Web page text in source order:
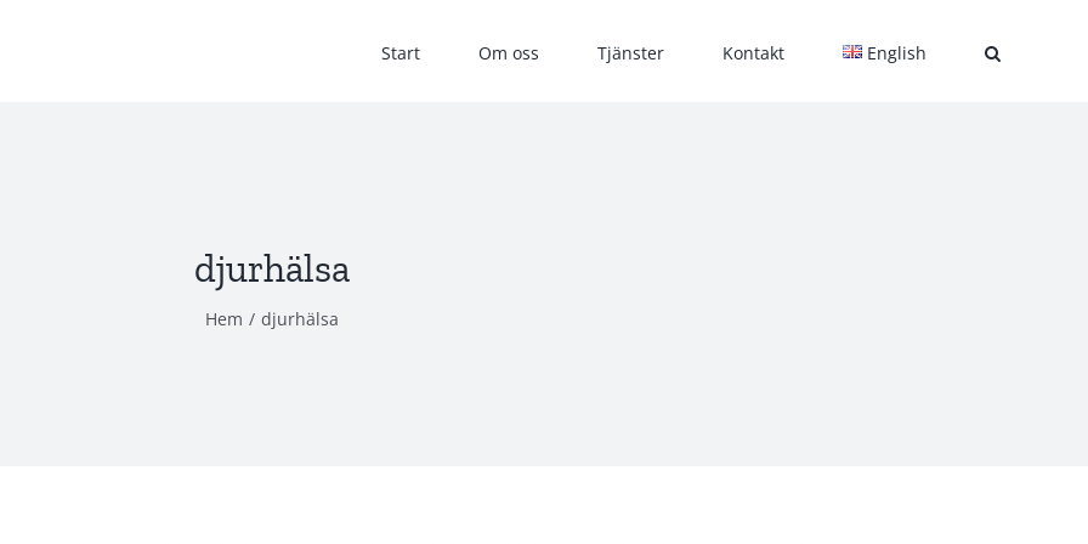
Start Om oss Tjänster Kontakt English
djurhälsa
Hem / djurhälsa